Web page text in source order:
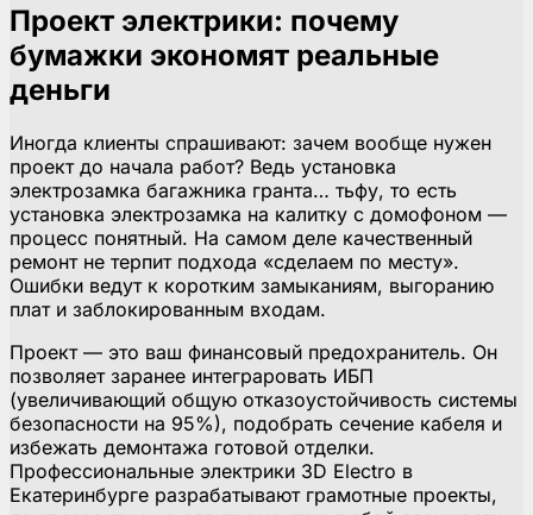
Проект электрики: почему
бумажки экономят реальные
деньги
Иногда клиенты спрашивают: зачем вообще нужен
проект до начала работ? Ведь установка
электрозамка багажника гранта… тьфу, то есть
установка электрозамка на калитку с домофоном —
процесс понятный. На самом деле качественный
ремонт не терпит подхода «сделаем по месту».
Ошибки ведут к коротким замыканиям, выгоранию
плат и заблокированным входам.
Проект — это ваш финансовый предохранитель. Он
позволяет заранее интеграровать ИБП
(увеличивающий общую отказоустойчивость системы
безопасности на 95%), подобрать сечение кабеля и
избежать демонтажа готовой отделки.
Профессиональные электрики 3D Electro в
Екатеринбурге разрабатывают грамотные проекты,